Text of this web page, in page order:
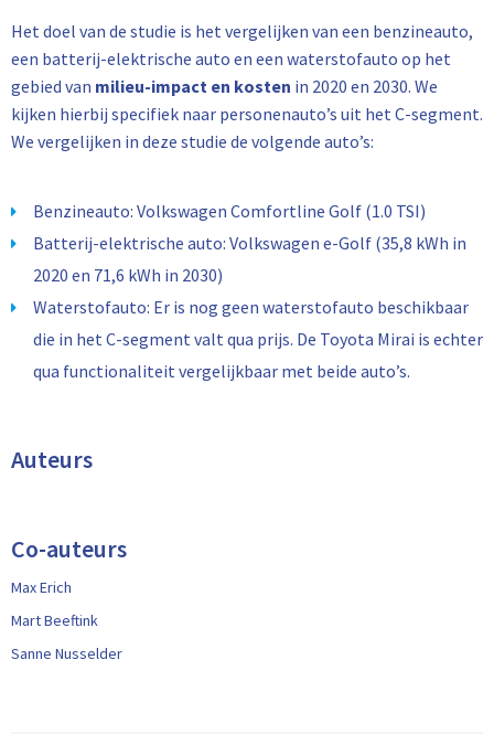
Het doel van de studie is het vergelijken van een benzineauto,
een batterij-elektrische auto en een waterstofauto op het
gebied van milieu-impact en kosten in 2020 en 2030. We
kijken hierbij specifiek naar personenauto’s uit het C-segment.
We vergelijken in deze studie de volgende auto’s:
Benzineauto: Volkswagen Comfortline Golf (1.0 TSI)
Batterij-elektrische auto: Volkswagen e-Golf (35,8 kWh in
2020 en 71,6 kWh in 2030)
Waterstofauto: Er is nog geen waterstofauto beschikbaar
die in het C-segment valt qua prijs. De Toyota Mirai is echter
qua functionaliteit vergelijkbaar met beide auto’s.
Auteurs
Co-auteurs
Max Erich
Mart Beeftink
Sanne Nusselder